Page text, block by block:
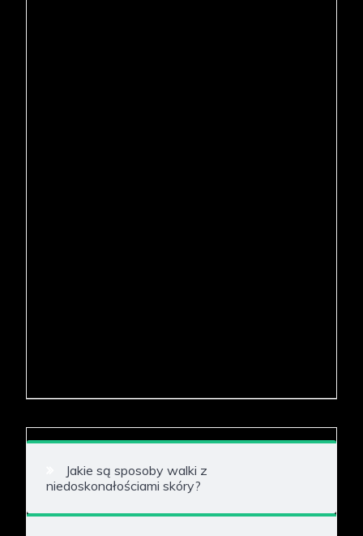
Jakie są sposoby walki z
niedoskonałościami skóry?